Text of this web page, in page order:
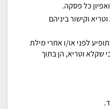
כל פסקה.
וקישור ביניהם
לפני או/ו אחרי מילת
שקלא וטריא, הן בתוך